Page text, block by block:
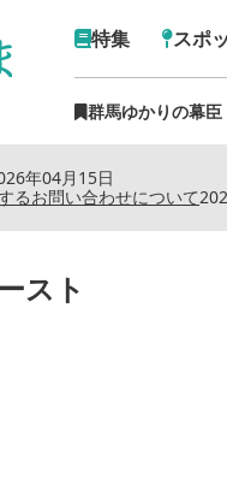
特集 スポ
群馬ゆかりの幕
年04月15日
るお問い合わせについて
スト